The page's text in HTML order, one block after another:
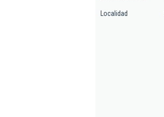
Localidad